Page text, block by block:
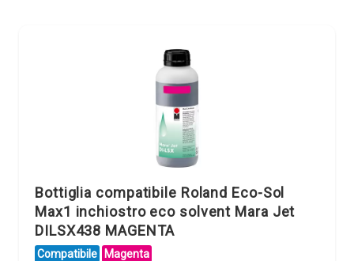
Bottiglia compatibile Roland Eco-Sol
Max1 inchiostro eco solvent Mara Jet
DILSX438 MAGENTA
Compatibile Magenta